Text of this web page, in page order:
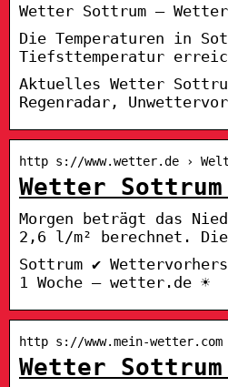
Wetter Sottrum –
Die Temperaturen in
Tiefsttemperatur
Aktuelles Wetter
Regenradar,
http s://www.wetter.de ›
Wetter
Morgen beträgt das
2,6 l/m² berechnet.
Sottrum ✔
1 Woche – wetter.de ☀
http s://www.mein-
Wetter